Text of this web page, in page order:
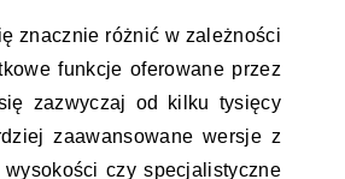
znacznie różnić w zależności
funkcje oferowane przez
zazwyczaj od kilku tysięcy
zaawansowane wersje z
czy specjalistyczne